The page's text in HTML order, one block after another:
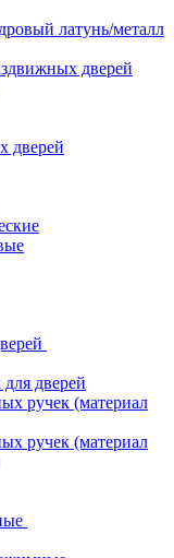
латунь/металл
дверей
дверей
дверей
ручек (материал
ручек (материал